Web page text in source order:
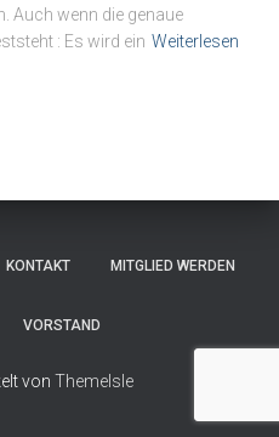
Auch wenn die genaue
: Es wird ein Weiterlesen
KONTAKT MITGLIED WERDEN
VORSTAND
von ThemeIsle